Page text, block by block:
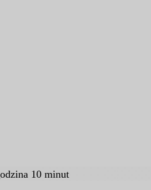
10 minut